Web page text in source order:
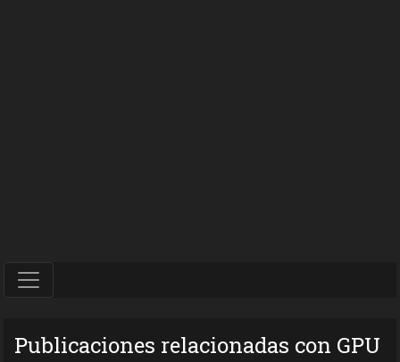
Publicaciones relacionadas con GPU